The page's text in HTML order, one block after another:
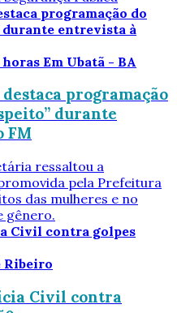
horas Em Ubatã - BA
programação
durante
FM
ressaltou a
pela Prefeitura
das mulheres e no
gênero.
Ribeiro
Civil contra